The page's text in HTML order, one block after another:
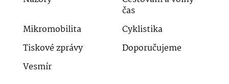
čas
Mikromobilita
Cyklistika
Tiskové zprávy
Doporučujeme
Vesmír